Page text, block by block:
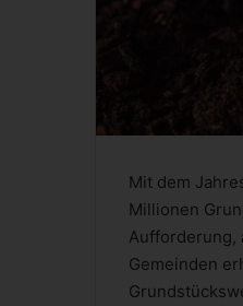
Mit dem
Millionen
Aufforderung,
Gemeinden